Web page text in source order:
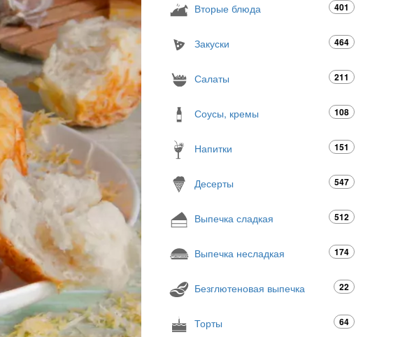
Вторые блюда 401
Закуски 464
Салаты 211
Соусы, кремы 108
Напитки 151
Десерты 547
Выпечка сладкая 512
Выпечка несладкая 174
Безглютеновая выпечка 22
Торты 64